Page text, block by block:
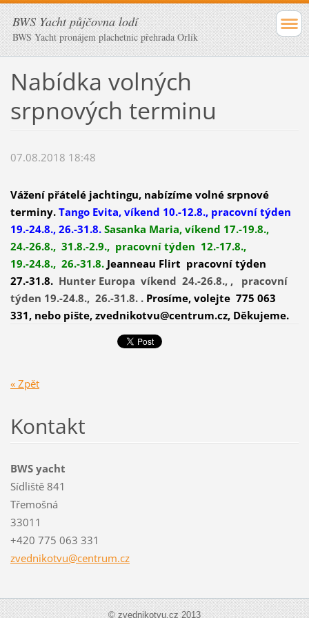
BWS Yacht půjčovna lodí
BWS Yacht pronájem plachetnic přehrada Orlík
Nabídka volných
srpnových terminu
07.08.2018 18:48
Vážení přátelé jachtingu, nabízíme volné srpnové
terminy. Tango Evita, víkend 10.-12.8., pracovní týden
19.-24.8., 26.-31.8. Sasanka Maria, víkend 17.-19.8.,
24.-26.8., 31.8.-2.9., pracovní týden 12.-17.8.,
19.-24.8., 26.-31.8. Jeanneau Flirt pracovní týden
27.-31.8.Hunter Europa víkend 24.-26.8., , pracovní
týden 19.-24.8., 26.-31.8. . Prosíme, volejte 775 063
331, nebo pište, zvednikotvu@centrum.cz, Děkujeme.
« Zpět
Kontakt
BWS yacht
Sídliště 841
Třemošná
33011
+420 775 063 331
zvednikotvu@centrum.cz
© zvednikotvu.cz 2013